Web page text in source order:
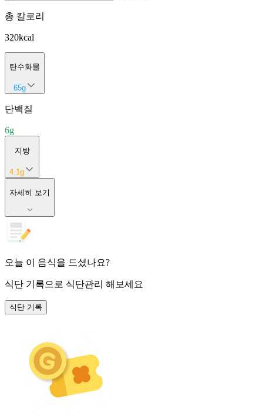
총 칼로리
320kcal
탄수화물
65g
단백질
6g
지방
4.1 g
자세히 보기
오늘 이 음식을 드셨나요?
식단 기록으로 식단관리 해보세요
식단 기록